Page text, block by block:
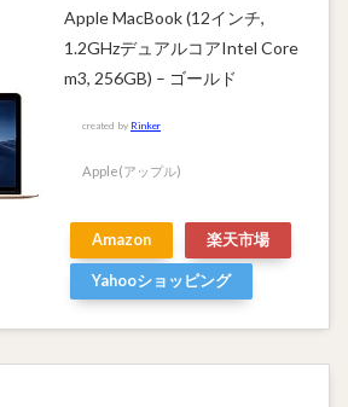
Apple MacBook (12インチ,
1.2GHzデュアルコアIntel Core
m3, 256GB) – ゴールド
created by Rinker
Apple(アップル)
Amazon 楽天市場
Yahooショッピング